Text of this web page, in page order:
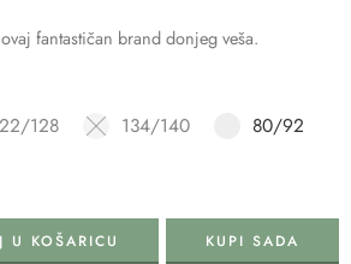
fantastičan brand donjeg veša.
128 134/140
80/92
U KOŠARICU KUPI SADA